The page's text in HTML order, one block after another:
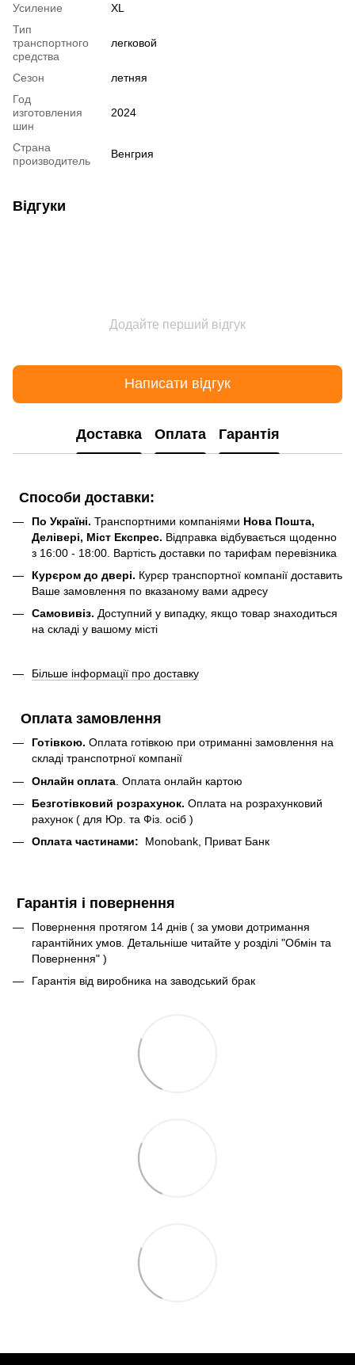
Усиление
XL
Тип
транспортного
средства
легковой
Сезон
летняя
Год
изготовления
шин
2024
Страна
производитель
Венгрия
Відгуки
Додайте перший відгук
Написати відгук
Доставка Оплата Гарантія
Способи доставки:
По Україні. Транспортними компаніями Нова Пошта,
Делівері, Міст Експрес. Відправка відбувається щоденно
з 16:00 - 18:00. Вартість доставки по тарифам перевізника
Курєром до двері. Курєр транспортної компанії доставить
Ваше замовлення по вказаному вами адресу
Самовивіз. Доступний у випадку, якщо товар знаходиться
на складі у вашому місті
Більше інформації про доставку
Оплата замовлення
Готівкою. Оплата готівкою при отриманні замовлення на
складі транспотрної компанії
Онлайн оплата . Оплата онлайн картою
Безготівковий розрахунок. Оплата на розрахунковий
рахунок ( для Юр. та Фіз. осіб )
Оплата частинами: Monobank, Приват Банк
Гарантія і повернення
Повернення протягом 14 днів ( за умови дотримання
гарантійних умов. Детальніше читайте у розділі "Обмін та
Повернення" )
Гарантія від виробника на заводський брак